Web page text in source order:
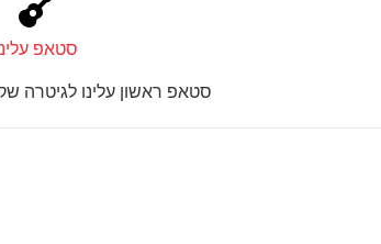
סטאפ
סטאפ ראשון עלינו לגיטרה